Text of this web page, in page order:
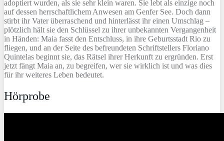
adoptiert wurden, als sie sehr klein waren. Sie lebt als einzige noch
auf dessen herrschaftlichem Anwesen am Genfer See. Doch dann
stirbt ihr Vater überraschend und hinterlässt ihr einen Umschlag –
plötzlich hält sie den Schlüssel zu ihrer unbekannten Vergangenheit
in Händen: Maia fasst den Entschluss, in ihre Geburtsstadt Rio zu
fliegen, und an der Seite des befreundeten Schriftstellers Floriano
Quintelas beginnt sie, das Rätsel ihrer Herkunft zu ergründen. Erst
jetzt fängt Maia an, zu begreifen, wer sie wirklich ist und was dies
für ihr weiteres Leben bedeutet.
Hörprobe